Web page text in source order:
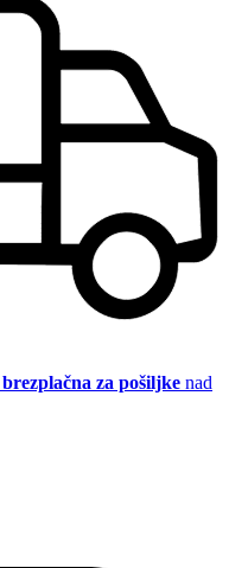
za pošiljke nad